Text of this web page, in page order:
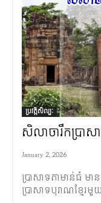
ប្រវត្តិសិល្បៈ
សិលាចារឹកប្រា
January 2, 2026
ប្រាសាទតាមាន់ធំ ម
ប្រាសាទបុរាណខ្មែរ